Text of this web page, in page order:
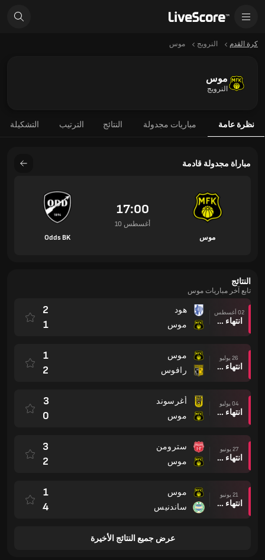
كرة القدم النرويج موس
موس
النرويج
نظرة عامة مباريات مجدولة النتائج الترتيب التشكيلة
مباراة مجدولة قادمة
موس
17:00
10 أغسطس
Odds BK
النتائج
تابع آخر مباريات موس
02 أغسطس
انتهاء وقت المباراة
هود
موس
2
1
26 يوليو
انتهاء وقت المباراة
موس
رافوس
1
2
04 يوليو
انتهاء وقت المباراة
أغرسوند
موس
3
0
27 يونيو
انتهاء وقت المباراة
سترومن
موس
3
2
21 يونيو
انتهاء وقت المباراة
موس
ساندنيس
1
4
عرض جميع النتائج الأخيرة